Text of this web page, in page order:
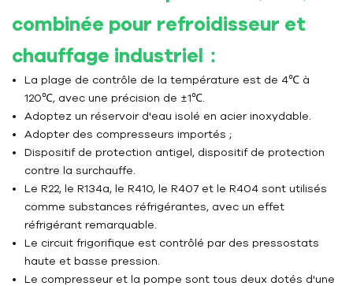
combinée pour refroidisseur et
chauffage industriel ：
La plage de contrôle de la température est de 4℃ à
120℃, avec une précision de ±1℃.
Adoptez un réservoir d'eau isolé en acier inoxydable.
Adopter des compresseurs importés ;
Dispositif de protection antigel, dispositif de protection
contre la surchauffe.
Le R22, le R134a, le R410, le R407 et le R404 sont utilisés
comme substances réfrigérantes, avec un effet
réfrigérant remarquable.
Le circuit frigorifique est contrôlé par des pressostats
haute et basse pression.
Le compresseur et la pompe sont tous deux dotés d'une